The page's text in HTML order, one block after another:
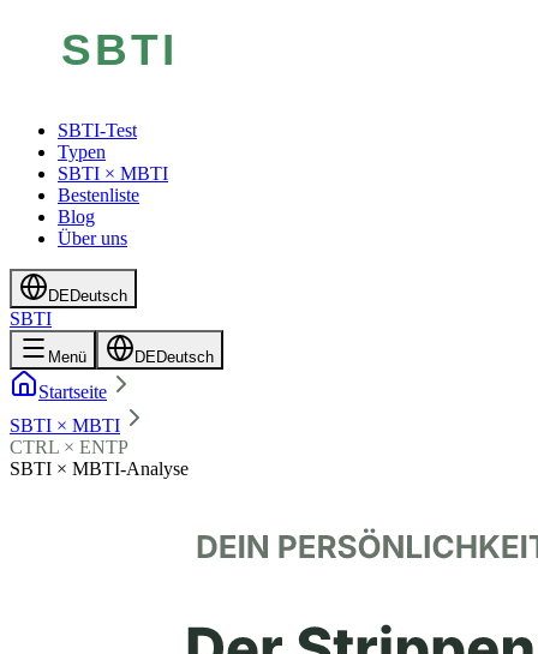
SBTI-Test
Typen
SBTI × MBTI
Bestenliste
Blog
Über uns
DEDeutsch
SBTI
Menü DEDeutsch
Startseite
SBTI × MBTI
CTRL × ENTP
SBTI × MBTI-Analyse